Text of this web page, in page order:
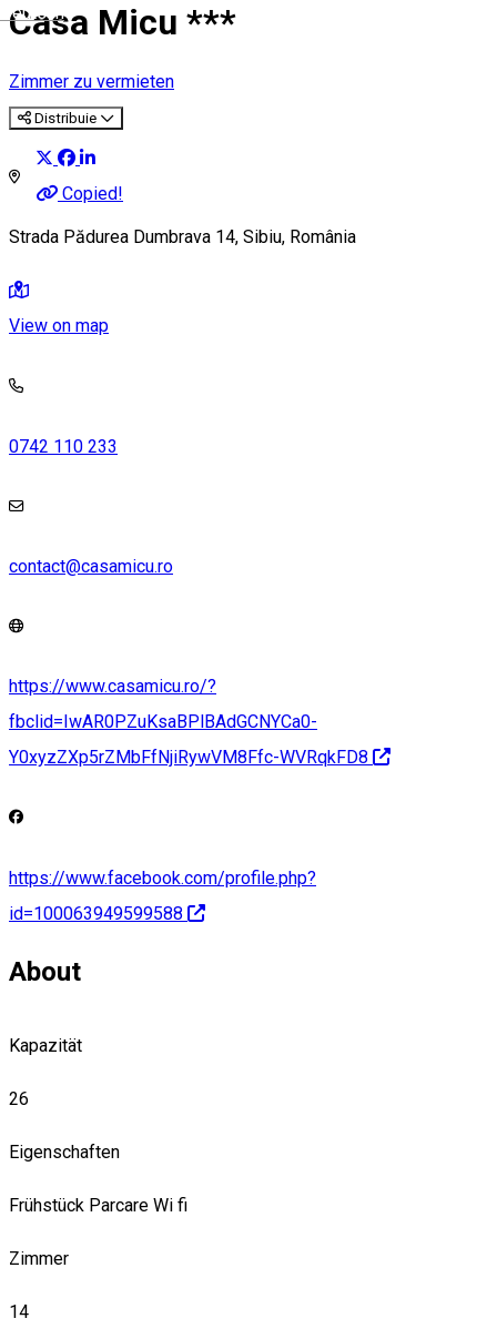
Deutsch
Casa Micu ***
Zimmer zu vermieten
Distribuie
Copied!
Strada Pădurea Dumbrava 14, Sibiu, România
View on map
0742 110 233
contact@casamicu.ro
https://www.casamicu.ro/?
fbclid=IwAR0PZuKsaBPlBAdGCNYCa0-
Y0xyzZXp5rZMbFfNjiRywVM8Ffc-WVRqkFD8
https://www.facebook.com/profile.php?
id=100063949599588
About
Kapazität
26
Eigenschaften
Frühstück Parcare Wi fi
Zimmer
14